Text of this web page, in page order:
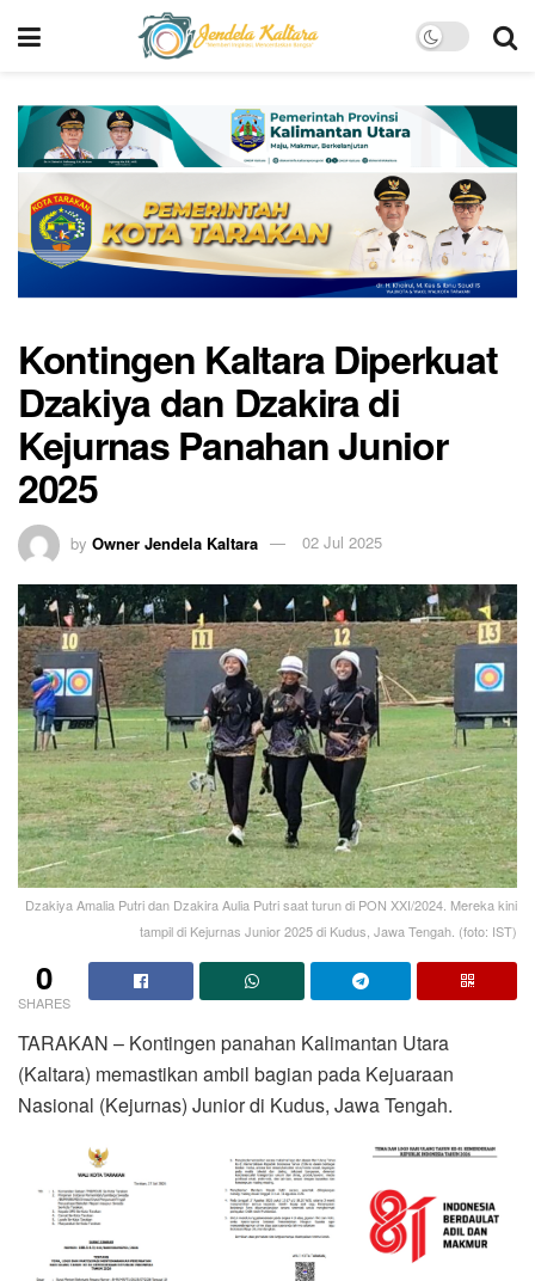
Kontingen Kaltara Diperkuat
Dzakiya dan Dzakira di
Kejurnas Panahan Junior
2025
by Owner Jendela Kaltara 02 Jul 2025
Dzakiya Amalia Putri dan Dzakira Aulia Putri saat turun di PON XXI/2024. Mereka kini
tampil di Kejurnas Junior 2025 di Kudus, Jawa Tengah. (foto: IST)
0
SHARES
TARAKAN – Kontingen panahan Kalimantan Utara
(Kaltara) memastikan ambil bagian pada Kejuaraan
Nasional (Kejurnas) Junior di Kudus, Jawa Tengah.